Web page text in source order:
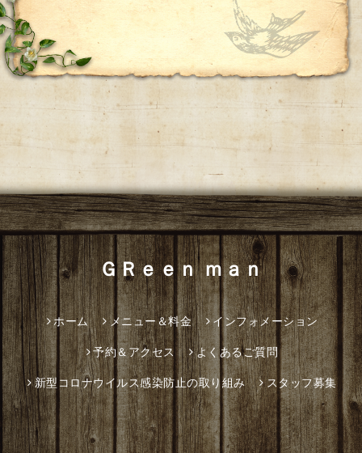
ＧＲｅｅｎ ｍａｎ
ホーム メニュー＆料金 インフォメーション
予約＆アクセス よくあるご質問
新型コロナウイルス感染防止の取り組み スタッフ募集